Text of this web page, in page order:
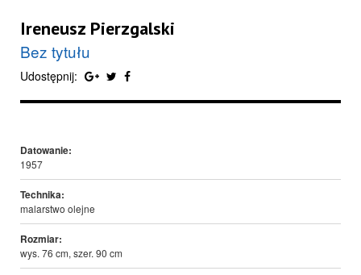
Ireneusz Pierzgalski
Bez tytułu
Udostępnij:
Datowanie:
1957
Technika:
malarstwo olejne
Rozmiar:
wys. 76 cm, szer. 90 cm